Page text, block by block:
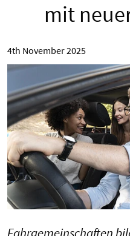
mit
4th November 2025
Fahrgemeinschaften